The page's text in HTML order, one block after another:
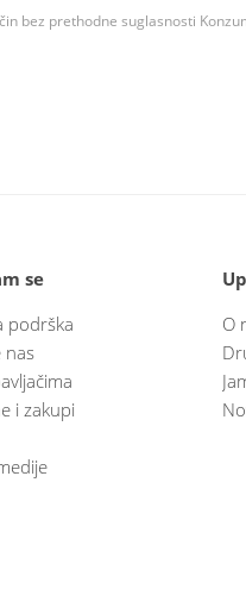
bez prethodne suglasnosti
se
podrška
nas
i zakupi
O